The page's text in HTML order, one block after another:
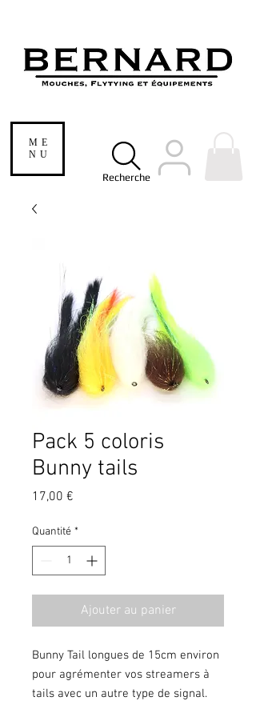
ME
NU
Recherche
Pack 5 coloris
Bunny tails
17,00 €
Quantité *
Ajouter au panier
Bunny Tail longues de 15cm environ
pour agrémenter vos streamers à
tails avec un autre type de signal.